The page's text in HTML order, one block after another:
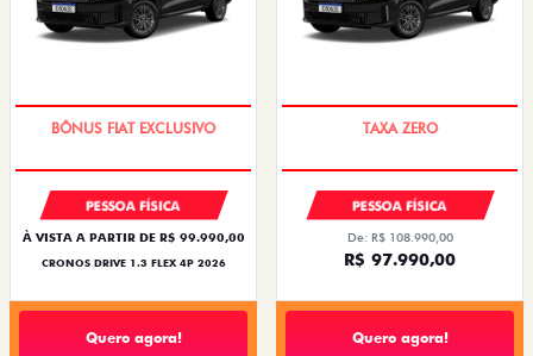
SUPER DESCONTO
PESSOA FÍSICA
À VISTA A PARTIR DE R$ 99.990,00
CRONOS DRIVE 1.3 FLEX 4P 2026
Quero agora!
COM USADO NA TROCA
PESSOA FÍSICA
De: R$ 108.990,00
R$ 97.990,00
Quero agora!